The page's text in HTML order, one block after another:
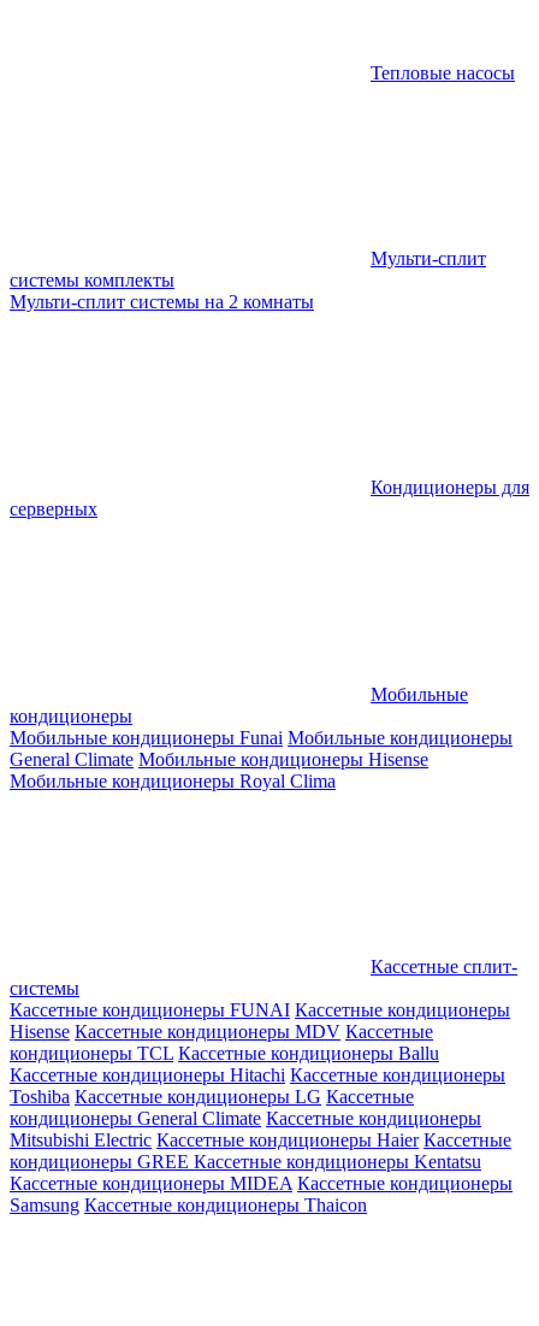
Тепловые насосы
Мульти-сплит
системы комплекты
Мульти-сплит системы на 2 комнаты
Кондиционеры для
серверных
Мобильные
кондиционеры
Мобильные кондиционеры Funai Мобильные кондиционеры
General Climate Мобильные кондиционеры Hisense
Мобильные кондиционеры Royal Clima
Кассетные сплит-
системы
Кассетные кондиционеры FUNAI Кассетные кондиционеры
Hisense Кассетные кондиционеры MDV Кассетные
кондиционеры TCL Кассетные кондиционеры Ballu
Кассетные кондиционеры Hitachi Кассетные кондиционеры
Toshiba Кассетные кондиционеры LG Кассетные
кондиционеры General Climate Кассетные кондиционеры
Mitsubishi Electric Кассетные кондиционеры Haier Кассетные
кондиционеры GREE Кассетные кондиционеры Kentatsu
Кассетные кондиционеры MIDEA Кассетные кондиционеры
Samsung Кассетные кондиционеры Thaicon